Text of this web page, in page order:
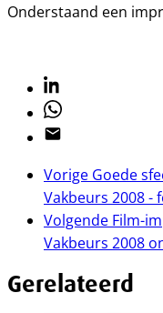
Onderstaand een
Linkedin
Whatsapp
Email
Vorige Goede
Vakbeurs 2008 -
Volgende Film-
Vakbeurs 2008
Gerelateerd